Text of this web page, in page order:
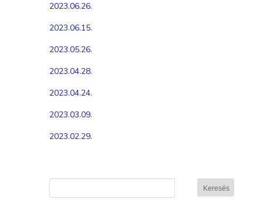
2023.06.26.
2023.06.15.
2023.05.26.
2023.04.28.
2023.04.24.
2023.03.09.
2023.02.29.